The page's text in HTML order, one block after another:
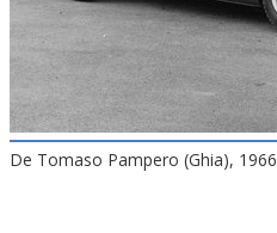
De Tomaso Pampero (Ghia), 1966